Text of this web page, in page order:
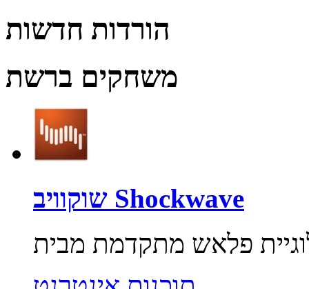
הורדות חדשות
משחקים ברשת
שוקוויב Shockwave